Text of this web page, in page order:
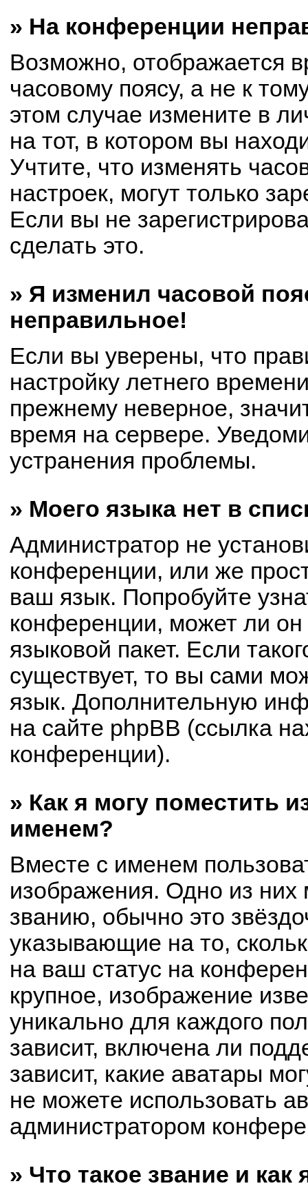
» На конференции
Возможно, отображается
часовому поясу, а не к
этом случае измените в
на тот, в котором вы
Учтите, что изменять
настроек, могут только
Если вы не
сделать это.
» Я изменил часовой
неправильное!
Если вы уверены, что
настройку летнего
прежнему неверное,
время на сервере.
устранения проблемы.
» Моего языка нет в
Администратор не
конференции, или же
ваш язык. Попробуйте
конференции, может ли
языковой пакет. Если
существует, то вы сами
язык. Дополнительную
на сайте phpBB (ссылка
конференции).
» Как я могу поместить
именем?
Вместе с именем
изображения. Одно из них
званию, обычно это
указывающие на то,
на ваш статус на
крупное, изображение
уникально для каждого
зависит, включена ли
зависит, какие аватары
не можете использовать
администратором
» Что такое звание и как